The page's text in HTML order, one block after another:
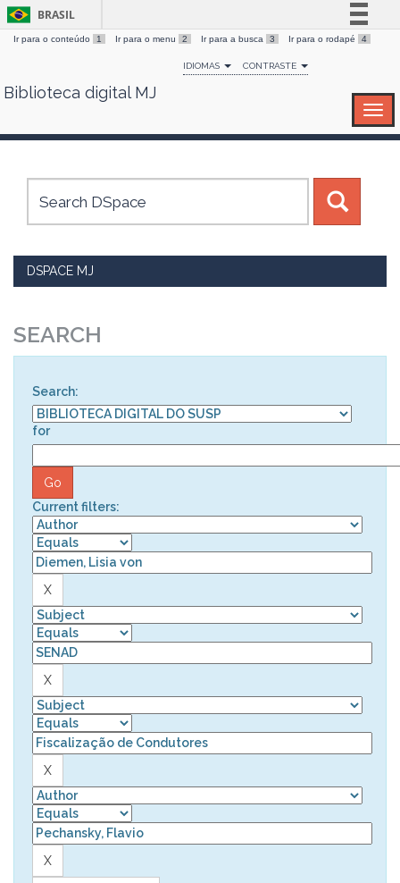
Skip
BRASIL
Simplifique!
Comunica BR
Canais
Ir para o conteúdo 1 Ir para o menu 2 Ir para a busca 3 Ir para o rodapé 4
IDIOMAS CONTRASTE
Biblioteca digital MJ
DSPACE MJ
SEARCH
Search:
for
Current filters: